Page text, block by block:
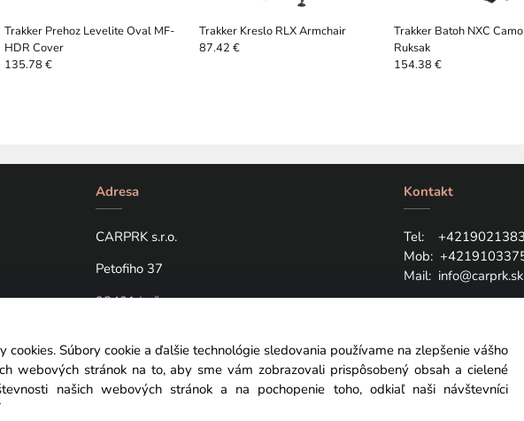
Trakker Prehoz Levelite Oval MF-
HDR Cover
135.78 €
Trakker Kreslo RLX Armchair
87.42 €
Trakker Batoh NXC
Ruksak
154.38 €
Adresa
CARPRK s.r.o.
Petofiho 37
98401 Lučenec
Kontakt
Tel: +421
Mob:
Mail: info@carprk.sk
cookies. Súbory cookie a ďalšie technológie sledovania používame na zlepšenie vášho
webových stránok na to, aby sme vám zobrazovali prispôsobený obsah a cielené
našich webových stránok a na pochopenie toho, odkiaľ naši návštevníci